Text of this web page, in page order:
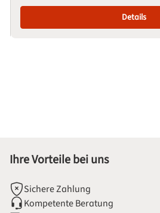
Details
Ihre Vorteile bei uns
Sichere Zahlung
Kompetente Beratung